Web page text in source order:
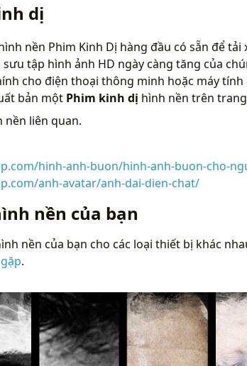
dị
nền Phim Kinh Dị hàng đầu có sẵn để
tập hình ảnh HD ngày càng tăng của
cho điện thoại thông minh hoặc máy tính
bản một Phim kinh dị hình nền trên
nền liên quan.
hinh-anh-buon/hinh-anh-buon-cho-
anh-avatar/anh-dai-dien-chat/
nền của bạn
nền của bạn cho các loại thiết bị khác
.